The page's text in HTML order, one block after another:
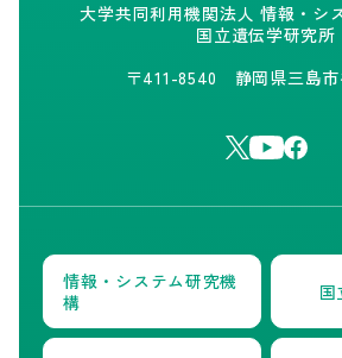
大学共同利用機関法人 情報・シ
国立遺伝学研究所
〒411-8540 静岡県三島市
情報・システム研究機
構
国